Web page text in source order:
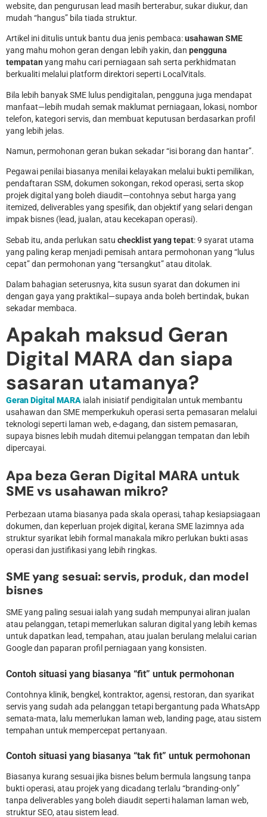
website, dan pengurusan lead masih berterabur, sukar diukur, dan
mudah “hangus” bila tiada struktur.
Artikel ini ditulis untuk bantu dua jenis pembaca:usahawan SME
yang mahu mohon geran dengan lebih yakin, dan pengguna
tempatan yang mahu cari perniagaan sah serta perkhidmatan
berkualiti melalui platform direktori seperti LocalVitals.
Bila lebih banyak SME lulus pendigitalan, pengguna juga mendapat
manfaat—lebih mudah semak maklumat perniagaan, lokasi, nombor
telefon, kategori servis, dan membuat keputusan berdasarkan profil
yang lebih jelas.
Namun, permohonan geran bukan sekadar “isi borang dan hantar”.
Pegawai penilai biasanya menilai kelayakan melalui bukti pemilikan,
pendaftaran SSM, dokumen sokongan, rekod operasi, serta skop
projek digital yang boleh diaudit—contohnya sebut harga yang
itemized, deliverables yang spesifik, dan objektif yang selari dengan
impak bisnes (lead, jualan, atau kecekapan operasi).
Sebab itu, anda perlukan satu checklist yang tepat: 9 syarat utama
yang paling kerap menjadi pemisah antara permohonan yang “lulus
cepat” dan permohonan yang “tersangkut” atau ditolak.
Dalam bahagian seterusnya, kita susun syarat dan dokumen ini
dengan gaya yang praktikal—supaya anda boleh bertindak, bukan
sekadar membaca.
Apakah maksud Geran
Digital MARA dan siapa
sasaran utamanya?
Geran Digital MARA ialah inisiatif pendigitalan untuk membantu
usahawan dan SME memperkukuh operasi serta pemasaran melalui
teknologi seperti laman web, e-dagang, dan sistem pemasaran,
supaya bisnes lebih mudah ditemui pelanggan tempatan dan lebih
dipercayai.
Apa beza Geran Digital MARA untuk
SME vs usahawan mikro?
Perbezaan utama biasanya pada skala operasi, tahap kesiapsiagaan
dokumen, dan keperluan projek digital, kerana SME lazimnya ada
struktur syarikat lebih formal manakala mikro perlukan bukti asas
operasi dan justifikasi yang lebih ringkas.
SME yang sesuai: servis, produk, dan model
bisnes
SME yang paling sesuai ialah yang sudah mempunyai aliran jualan
atau pelanggan, tetapi memerlukan saluran digital yang lebih kemas
untuk dapatkan lead, tempahan, atau jualan berulang melalui carian
Google dan paparan profil perniagaan yang konsisten.
Contoh situasi yang biasanya “fit” untuk permohonan
Contohnya klinik, bengkel, kontraktor, agensi, restoran, dan syarikat
servis yang sudah ada pelanggan tetapi bergantung pada WhatsApp
semata-mata, lalu memerlukan laman web, landing page, atau sistem
tempahan untuk mempercepat pertanyaan.
Contoh situasi yang biasanya “tak fit” untuk permohonan
Biasanya kurang sesuai jika bisnes belum bermula langsung tanpa
bukti operasi, atau projek yang dicadang terlalu “branding-only”
tanpa deliverables yang boleh diaudit seperti halaman laman web,
struktur SEO, atau sistem lead.